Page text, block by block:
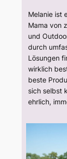
Melanie ist
Mama von
und
durch
Lösungen
wirklich
beste
sich selbst
ehrlich,